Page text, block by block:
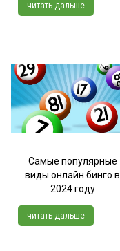
читать дальше
Самые популярные
виды онлайн бинго в
2024 году
читать дальше